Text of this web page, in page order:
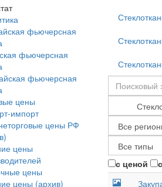
фьючерсная
фьючерсная
фьючерсная
цены
импорт
цены РФ
цены
цены
цены (архив)
с ценой